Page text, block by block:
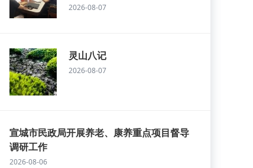
2026-08-07
灵山八记
2026-08-07
宣城市民政局开展养老、康养重点项目督导
调研工作
2026-08-06